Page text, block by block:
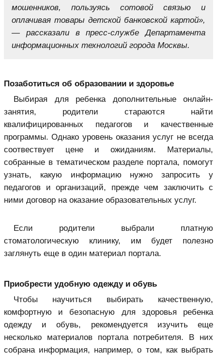
мошенников, пользуясь сотовой связью и
оплачивая товары детской банковской картой»,
— рассказали в пресс-службе Департамента
информационных технологий города Москвы.
Позаботиться об образовании и здоровье
Выбирая для ребенка дополнительные онлайн-
занятия, родители стараются найти
квалифицированных педагогов и качественные
программы. Однако уровень оказания услуг не всегда
соотвествует цене и ожиданиям. Материалы,
собранные в тематическом разделе портала, помогут
узнать, какую информацию нужно запросить у
педагогов и организаций, прежде чем заключить с
ними договор на оказание образовательных услуг.
Если родители выбрали платную
стоматологическую клинику, им будет полезно
заглянуть еще в один материал портала.
Приобрести удобную одежду и обувь
Чтобы научиться выбирать качественную,
комфортную и безопасную для здоровья ребенка
одежду и обувь, рекомендуется изучить еще
несколько материалов портала потребителя. В них
собрана информация, например, о том, как выбрать